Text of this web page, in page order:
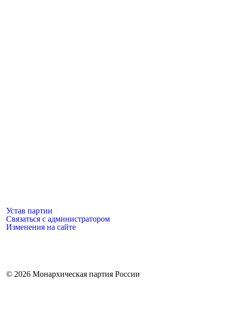
Устав партии
Связаться с администратором
Изменения на сайте
© 2026 Монархическая партия России